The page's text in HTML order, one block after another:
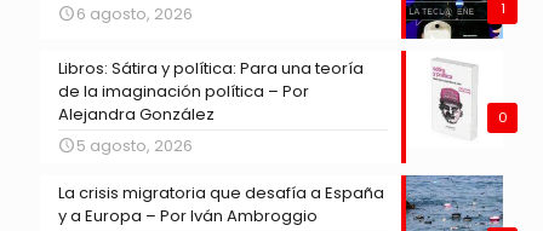
1
6 agosto, 2026
0
Libros: Sátira y política: Para una teoría
de la imaginación política – Por
Alejandra González
5 agosto, 2026
La crisis migratoria que desafía a España
y a Europa – Por Iván Ambroggio